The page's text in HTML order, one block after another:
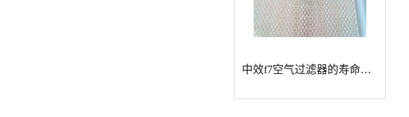
中效f7空气过滤器的寿命受哪些因素影响